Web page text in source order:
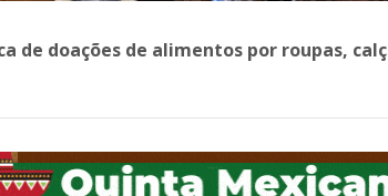
de doações de alimentos por roupas,